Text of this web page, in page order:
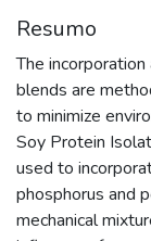
Resumo
The
blends are
to minimize
Soy Protein
used to
phosphorus and
mechanical